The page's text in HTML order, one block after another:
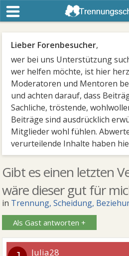
Lieber Forenbesucher,
wer bei uns Unterstützung
wer helfen möchte, ist hier
Moderatoren und Mentoren
und achten darauf, dass
Sachliche, tröstende,
Beiträge sind ausdrücklich
Mitglieder wohl fühlen.
verurteilende Inhalte haben
Gibt es einen letzten
wäre dieser gut für
in Trennung, Scheidung,
Als Gast antworten +
Julia28